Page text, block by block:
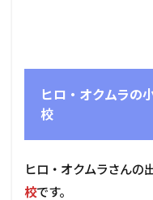
ヒロ・オクムラの
校
ヒロ・オクムラさんの
校です。